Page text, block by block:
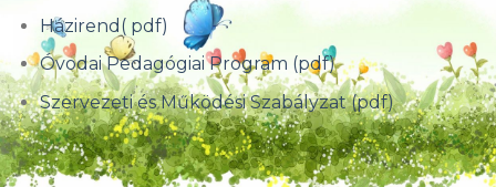
Házirend( pdf)
Óvodai Pedagógiai Program (pdf)
Szervezeti és Működési Szabályzat (pdf)